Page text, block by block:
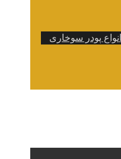
پودر سوخاری